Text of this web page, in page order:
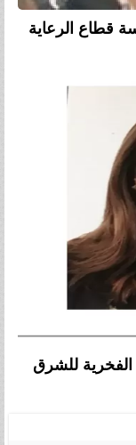
قطاع الرعاية
الفخرية للشرق